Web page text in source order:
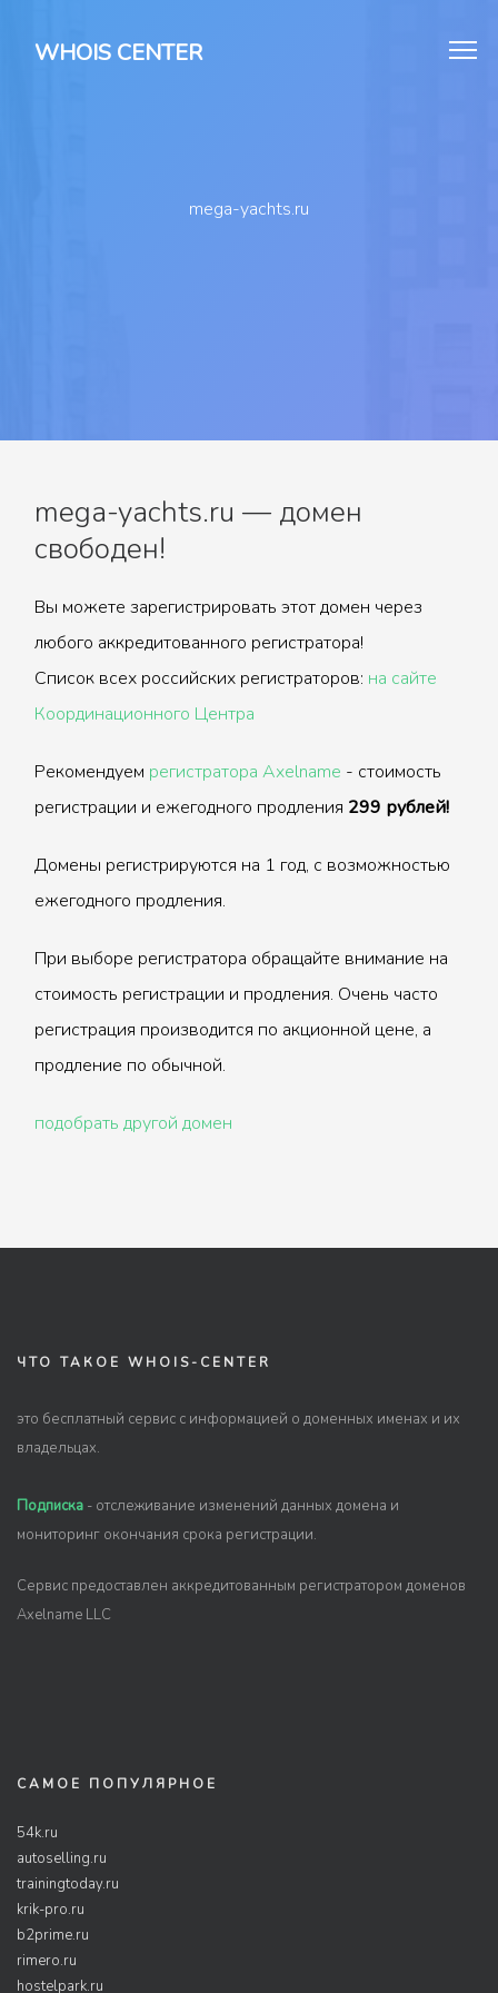
WHOIS CENTER
mega-yachts.ru
mega-yachts.ru — домен
свободен!
Вы можете зарегистрировать этот домен через
любого аккредитованного регистратора!
Список всех российских регистраторов: на сайте
Координационного Центра
Рекомендуем регистратора Axelname - стоимость
регистрации и ежегодного продления 299 рублей!
Домены регистрируются на 1 год, с возможностью
ежегодного продления.
При выборе регистратора обращайте внимание на
стоимость регистрации и продления. Очень часто
регистрация производится по акционной цене, а
продление по обычной.
подобрать другой домен
ЧТО ТАКОЕ WHOIS-CENTER
это бесплатный сервис с информацией о доменных именах и их
владельцах.
Подписка - отслеживание изменений данных домена и
мониторинг окончания срока регистрации.
Сервис предоставлен аккредитованным регистратором доменов
Axelname LLC
САМОЕ ПОПУЛЯРНОЕ
54k.ru
autoselling.ru
trainingtoday.ru
krik-pro.ru
b2prime.ru
rimero.ru
hostelpark.ru